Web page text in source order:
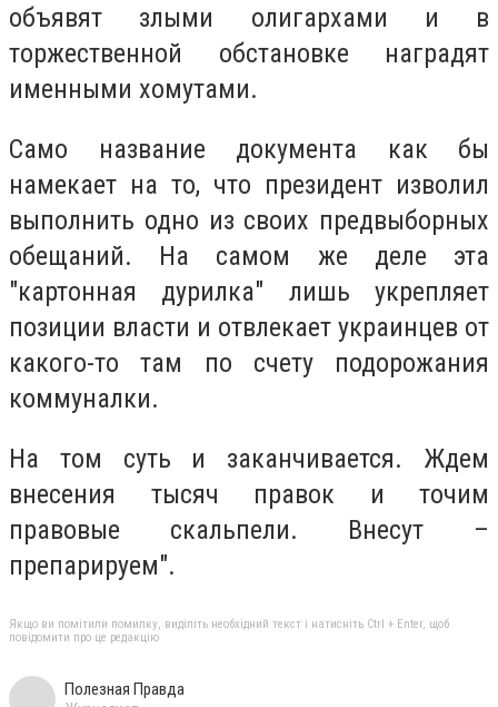
объявят злыми олигархами и в
торжественной обстановке наградят
именными хомутами.
Само название документа как бы
намекает на то, что президент изволил
выполнить одно из своих предвыборных
обещаний. На самом же деле эта
"картонная дурилка" лишь укрепляет
позиции власти и отвлекает украинцев от
какого-то там по счету подорожания
коммуналки.
На том суть и заканчивается. Ждем
внесения тысяч правок и точим
правовые скальпели. Внесут –
препарируем".
Якщо ви помітили помилку, виділіть необхідний текст і натисніть Ctrl + Enter, щоб
повідомити про це редакцію
Полезная Правда